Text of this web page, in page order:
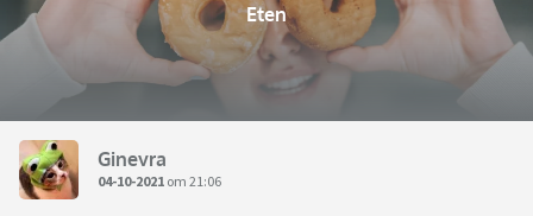
Eten
Ginevra
04-10-2021 om 21:06